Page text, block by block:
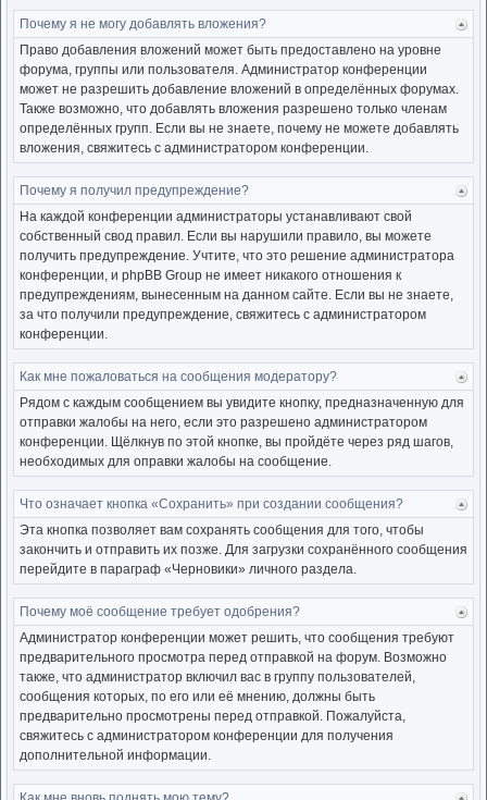
Почему я не могу добавлять вложения?
Право добавления вложений может быть предоставлено на уровне
форума, группы или пользователя. Администратор конференции
может не разрешить добавление вложений в определённых форумах.
Также возможно, что добавлять вложения разрешено только членам
определённых групп. Если вы не знаете, почему не можете добавлять
вложения, свяжитесь с администратором конференции.
Почему я получил предупреждение?
На каждой конференции администраторы устанавливают свой
собственный свод правил. Если вы нарушили правило, вы можете
получить предупреждение. Учтите, что это решение администратора
конференции, и phpBB Group не имеет никакого отношения к
предупреждениям, вынесенным на данном сайте. Если вы не знаете,
за что получили предупреждение, свяжитесь с администратором
конференции.
к
Как мне пожаловаться на сообщения модератору?
Рядом с каждым сообщением вы увидите кнопку, предназначенную для
отправки жалобы на него, если это разрешено администратором
конференции. Щёлкнув по этой кнопке, вы пройдёте через ряд шагов,
необходимых для оправки жалобы на сообщение.
Что означает кнопка «Сохранить» при создании сообщения?
Эта кнопка позволяет вам сохранять сообщения для того, чтобы
закончить и отправить их позже. Для загрузки сохранённого сообщения
перейдите в параграф «Черновики» личного раздела.
Почему моё сообщение требует одобрения?
Администратор конференции может решить, что сообщения требуют
предварительного просмотра перед отправкой на форум. Возможно
также, что администратор включил вас в группу пользователей,
сообщения которых, по его или её мнению, должны быть
предварительно просмотрены перед отправкой. Пожалуйста,
свяжитесь с администратором конференции для получения
дополнительной информации.